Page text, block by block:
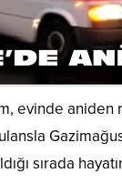
evinde aniden
sırada